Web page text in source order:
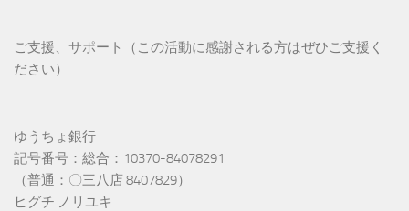
ご支援、サポート（この活動に感謝される方はぜひご支援く
ださい）
ゆうちょ銀行
記号番号：総合：10370-84078291
（普通：〇三八店 8407829）
ヒグチ ノリユキ